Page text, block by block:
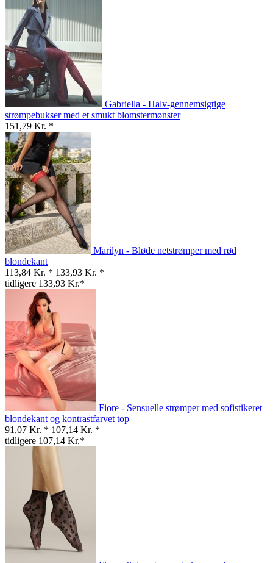
Gabriella - Halv-gennemsigtige
strømpebukser med et smukt blomstermønster
151,79 Kr. *
Marilyn - Bløde netstrømper med rød
blondekant
113,84 Kr. * 133,93 Kr. *
tidligere 133,93 Kr.*
Fiore - Sensuelle strømper med sofistikeret
blondekant og kontrastfarvet top
91,07 Kr. * 107,14 Kr. *
tidligere 107,14 Kr.*